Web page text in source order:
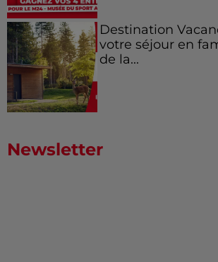
Destination
votre séjour en
de la...
Newsletter